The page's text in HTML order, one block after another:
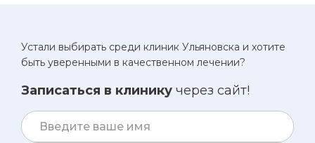
Устали выбирать среди клиник Ульяновска и хотите
быть уверенными в качественном лечении?
Записаться в клинику через сайт!